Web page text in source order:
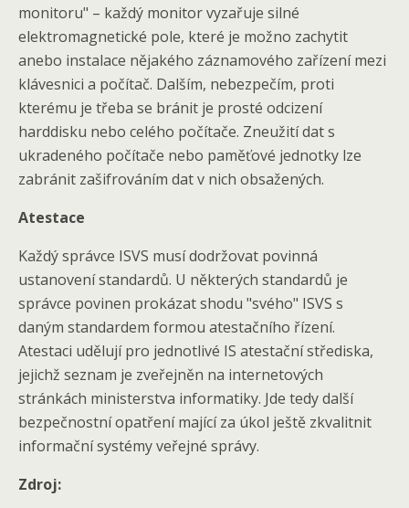
monitoru" – každý monitor vyzařuje silné
elektromagnetické pole, které je možno zachytit
anebo instalace nějakého záznamového zařízení mezi
klávesnici a počítač. Dalším, nebezpečím, proti
kterému je třeba se bránit je prosté odcizení
harddisku nebo celého počítače. Zneužití dat s
ukradeného počítače nebo paměťové jednotky lze
zabránit zašifrováním dat v nich obsažených.
Atestace
Každý správce ISVS musí dodržovat povinná
ustanovení standardů. U některých standardů je
správce povinen prokázat shodu "svého" ISVS s
daným standardem formou atestačního řízení.
Atestaci udělují pro jednotlivé IS atestační střediska,
jejichž seznam je zveřejněn na internetových
stránkách ministerstva informatiky. Jde tedy další
bezpečnostní opatření mající za úkol ještě zkvalitnit
informační systémy veřejné správy.
Zdroj: